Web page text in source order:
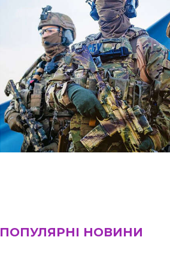
ПОПУЛЯРНІ НОВИНИ